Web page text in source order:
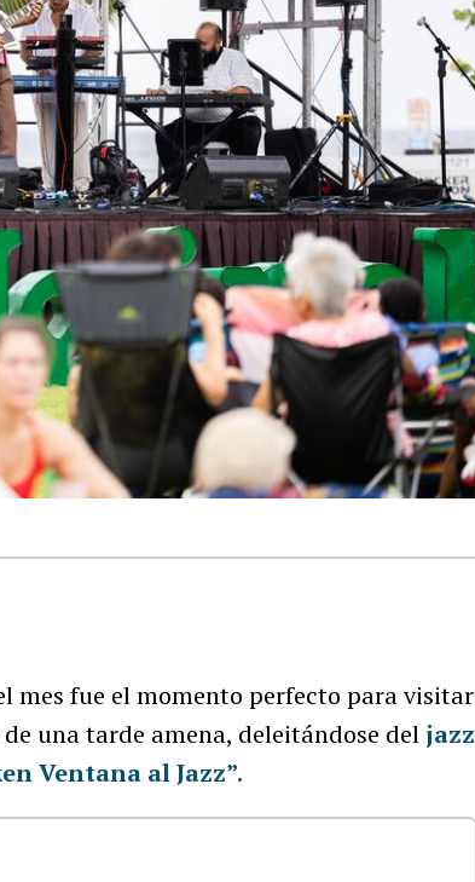
mes fue el momento perfecto para visitar
una tarde amena, deleitándose del jazz
Ventana al Jazz”.